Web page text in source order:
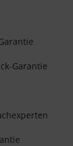
Garantie